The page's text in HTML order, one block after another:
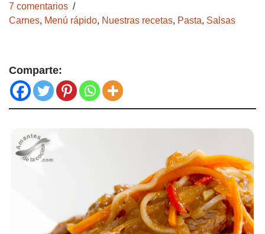
7 comentarios
Carnes, Menú rápido, Nuestras recetas, Pasta, Salsas
Comparte: